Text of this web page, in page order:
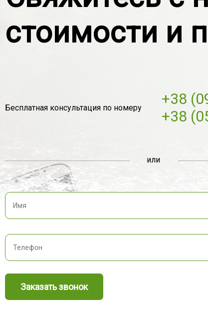
стоимости и
Бесплатная консультация по номеру
+38
+38
или
Заказать звонок